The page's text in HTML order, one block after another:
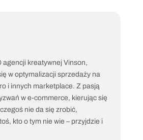
agencji kreatywnej Vinson,
w optymalizacji sprzedaży na
i innych marketplace. Z pasją
w e-commerce, kierując się
nie da się zrobić,
kto o tym nie wie – przyjdzie i